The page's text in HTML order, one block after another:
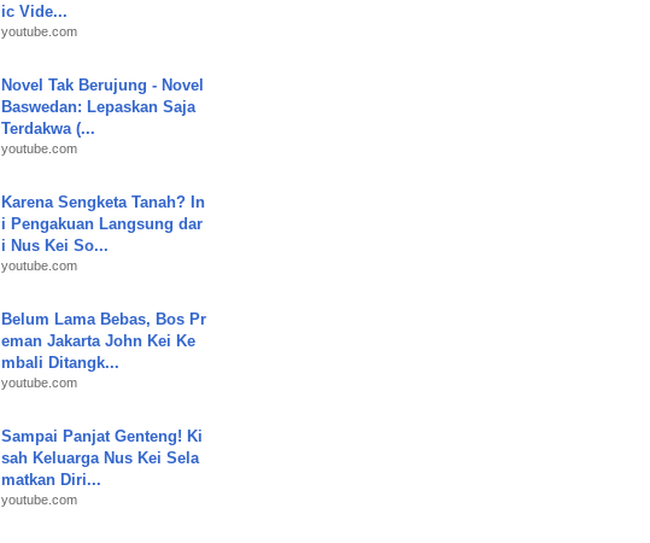
ic Vide...
youtube.com
Novel Tak Berujung - Novel
Baswedan: Lepaskan Saja
Terdakwa (...
youtube.com
Karena Sengketa Tanah? In
i Pengakuan Langsung dar
i Nus Kei So...
youtube.com
Belum Lama Bebas, Bos Pr
eman Jakarta John Kei Ke
mbali Ditangk...
youtube.com
Sampai Panjat Genteng! Ki
sah Keluarga Nus Kei Sela
matkan Diri...
youtube.com